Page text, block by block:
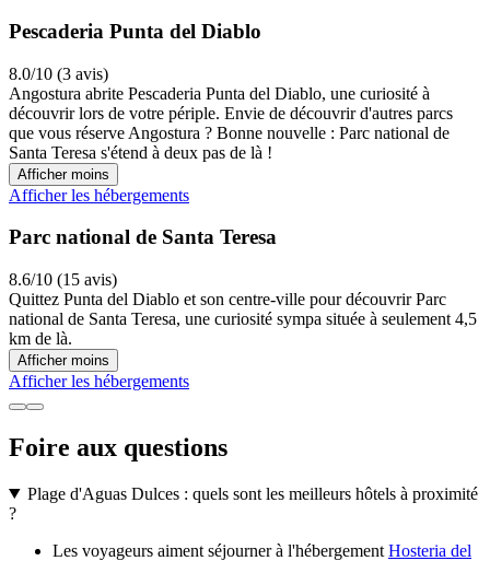
Pescaderia Punta del Diablo
8.0/10 (3 avis)
Angostura abrite Pescaderia Punta del Diablo, une curiosité à
découvrir lors de votre périple. Envie de découvrir d'autres parcs
que vous réserve Angostura ? Bonne nouvelle : Parc national de
Santa Teresa s'étend à deux pas de là !
Afficher moins
Afficher les hébergements
Parc national de Santa Teresa
8.6/10 (15 avis)
Quittez Punta del Diablo et son centre-ville pour découvrir Parc
national de Santa Teresa, une curiosité sympa située à seulement 4,5
km de là.
Afficher moins
Afficher les hébergements
Foire aux questions
Plage d'Aguas Dulces : quels sont les meilleurs hôtels à proximité
?
Les voyageurs aiment séjourner à l'hébergement Hosteria del